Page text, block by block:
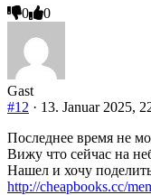
Anklicken
für
Daumen
nach
unten.
0
Anklicken
für
Daumen
nach
oben.
0
Gast
#12 · 13. Januar 2025,
Последнее время не
Вижу что сейчас на
Нашел и хочу
http://cheapbooks.cc/